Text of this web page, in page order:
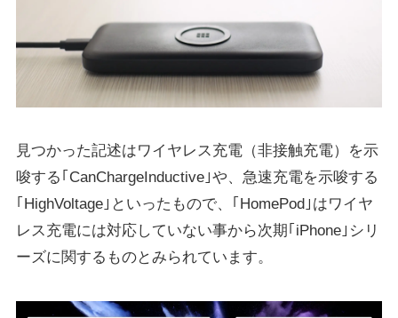
見つかった記述はワイヤレス充電（非接触充電）を示
唆する｢CanChargeInductive｣や、急速充電を示唆する
｢HighVoltage｣といったもので、｢HomePod｣はワイヤ
レス充電には対応していない事から次期｢iPhone｣シリ
ーズに関するものとみられています。